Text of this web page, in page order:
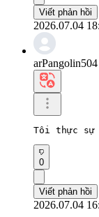
Viết phản hồi
2026.07.04
arPangolin504
Tôi thực sự
0
Viết phản hồi
2026.07.04